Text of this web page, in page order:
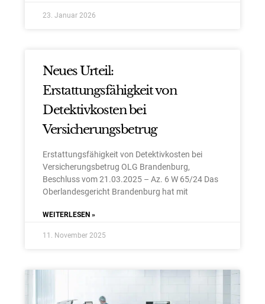
23. Januar 2026
Neues Urteil:
Erstattungsfähigkeit von
Detektivkosten bei
Versicherungsbetrug
Erstattungsfähigkeit von Detektivkosten bei
Versicherungsbetrug OLG Brandenburg,
Beschluss vom 21.03.2025 – Az. 6 W 65/24 Das
Oberlandesgericht Brandenburg hat mit
WEITERLESEN »
11. November 2025